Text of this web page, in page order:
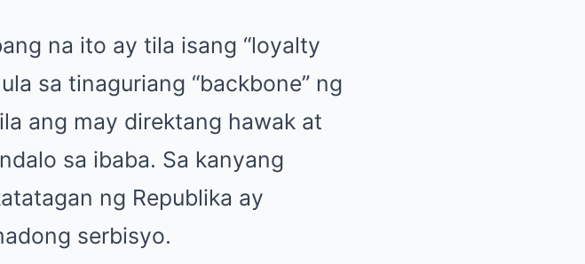
na ito ay tila isang “loyalty
sa tinaguriang “backbone” ng
ang may direktang hawak at
sa ibaba. Sa kanyang
ng Republika ay
serbisyo.